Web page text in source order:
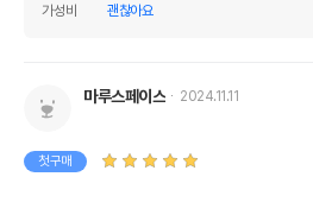
가성비
괜찮아요
마루스페이스 2024.11.11
첫구매